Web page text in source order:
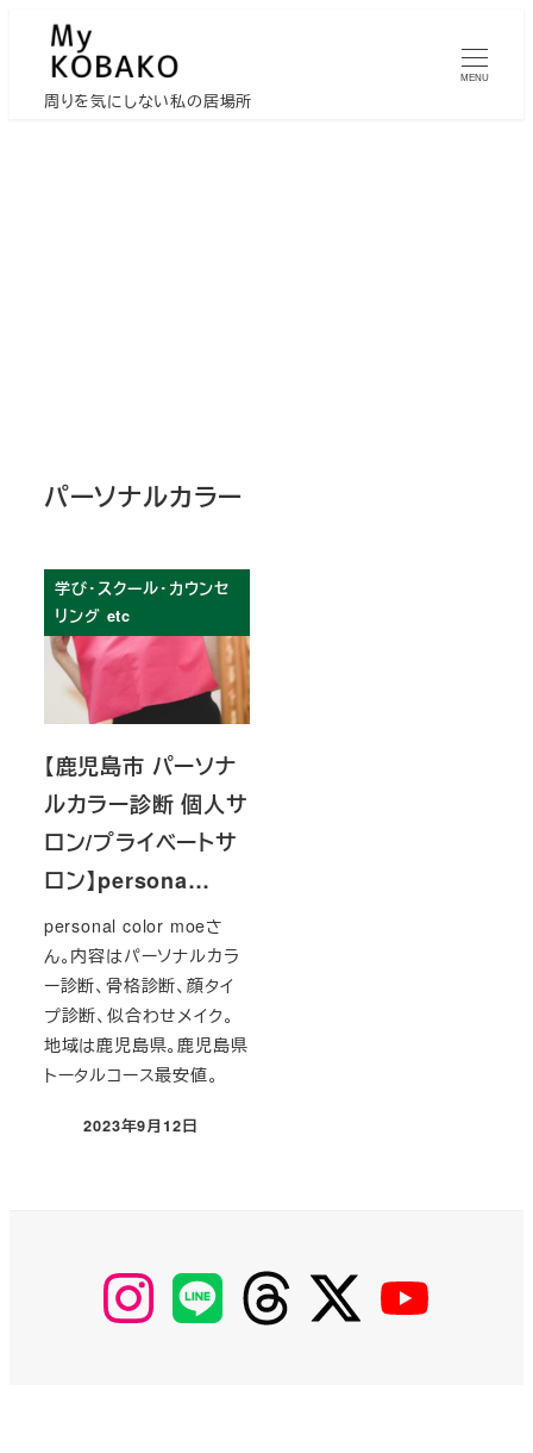
周りを気にしない私の居場所
MENU
パーソナルカラー
学び・スクール・カウンセ
リング etc
【鹿児島市 パーソナ
ルカラー診断 個人サ
ロン/プライベートサ
ロン】persona…
personal color moeさ
ん。内容はパーソナルカラ
ー診断、骨格診断、顔タイ
プ診断、似合わせメイク。
地域は鹿児島県。鹿児島県
トータルコース最安値。
投稿日
2023年9月12日
【Instagram】
MyKOBAKO
【LINE】 【threads】 【Twitter】